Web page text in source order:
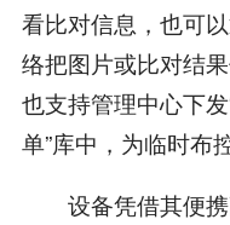
看比对信息，也可
络把图片或比对结
也支持管理中心下
单”库中，为临时布
设备凭借其便携